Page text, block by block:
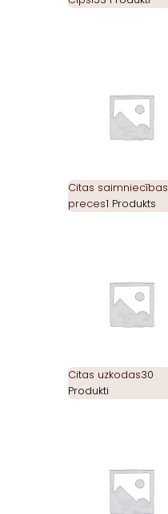
Citas saimniecības
preces1 Produkts
Citas uzkodas30
Produkti